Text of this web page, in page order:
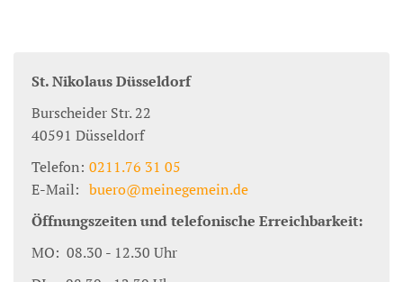
St. Nikolaus Düsseldorf
Burscheider Str. 22
40591 Düsseldorf
Telefon: 0211.76 31 05
E-Mail: buero@meinegemein.de
Öffnungszeiten und telefonische Erreichbarkeit:
MO: 08.30 - 12.30 Uhr